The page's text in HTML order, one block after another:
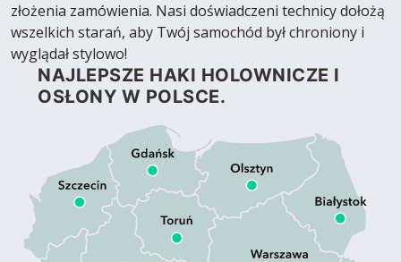
złożenia zamówienia. Nasi doświadczeni technicy dołożą
wszelkich starań, aby Twój samochód był chroniony i
wyglądał stylowo!
NAJLEPSZE HAKI HOLOWNICZE I
OSŁONY W POLSCE.